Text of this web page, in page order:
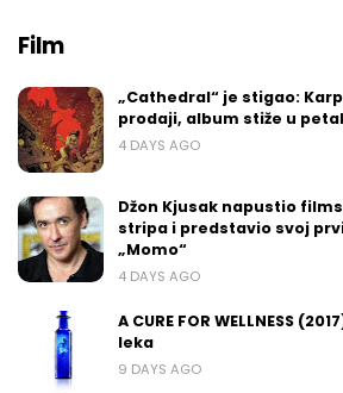
Film
„Cathedral“ je stigao:
prodaji, album stiže u
4 DAYS AGO
Džon Kjusak napustio
stripa i predstavio svoj
„Momo“
4 DAYS AGO
A CURE FOR WELLNESS
leka
9 DAYS AGO